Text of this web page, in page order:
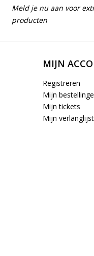
Meld je nu aan voor
producten
MIJN
Registreren
Mijn
Mijn tickets
Mijn verlanglijst